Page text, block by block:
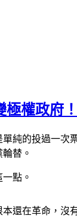
權政府
的投過一次票
替。
點。
在革命，沒有